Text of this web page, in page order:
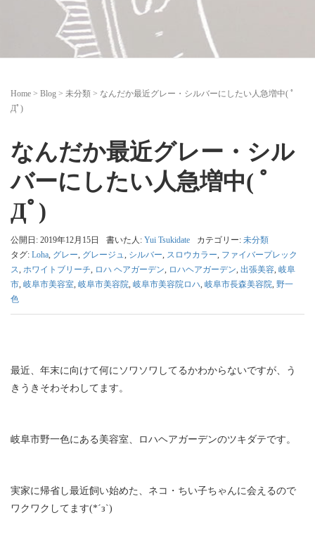
Home > Blog > 未分類 > なんだか最近グレー・シルバーにしたい人急増中( ﾟ
Дﾟ)
なんだか最近グレー・シル
バーにしたい人急増中( ﾟ
Дﾟ)
公開日: 2019年12月15日 書いた人: Yui Tsukidate カテゴリー: 未分類
タグ: Loha, グレー, グレージュ, シルバー, スロウカラー, ファイバープレック
ス, ホワイトブリーチ, ロハ ヘアガーデン, ロハヘアガーデン, 出張美容, 岐阜
市, 岐阜市美容室, 岐阜市美容院, 岐阜市美容院ロハ, 岐阜市長森美容院, 野一
色
最近、年末に向けて何にソワソワしてるかわからないですが、う
きうきそわそわしてます。
岐阜市野一色にある美容室、ロハヘアガーデンのツキダテです。
実家に帰省し最近飼い始めた、ネコ・ちい子ちゃんに会えるので
ワクワクしてます(*´з`)